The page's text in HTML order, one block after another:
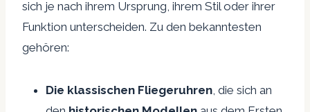
sich je nach ihrem Ursprung, ihrem Stil oder ihrer
Funktion unterscheiden. Zu den bekanntesten
gehören:
Die klassischen Fliegeruhren , die sich an